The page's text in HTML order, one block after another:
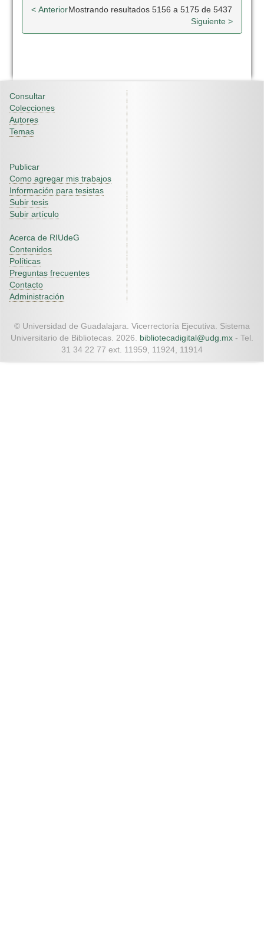
Mostrando resultados 5156 a 5175 de 5437
< Anterior
Siguiente >
Consultar
Colecciones
Autores
Temas
Publicar
Como agregar mis trabajos
Información para tesistas
Subir tesis
Subir artículo
Acerca de RIUdeG
Contenidos
Políticas
Preguntas frecuentes
Contacto
Administración
© Universidad de Guadalajara. Vicerrectoría Ejecutiva. Sistema
Universitario de Bibliotecas. 2026. bibliotecadigital@udg.mx - Tel.
31 34 22 77 ext. 11959, 11924, 11914